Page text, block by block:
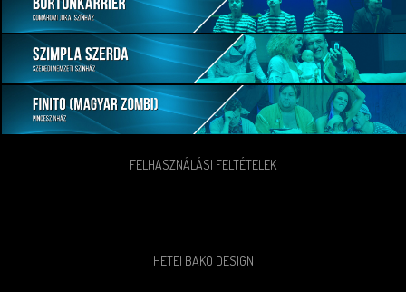
FELHASZNÁLÁSI FELTÉTELEK
HETEI BAKO DESIGN